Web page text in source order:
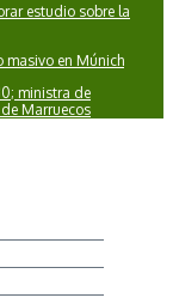
estudio sobre la
masivo en Múnich
ministra de
Marruecos